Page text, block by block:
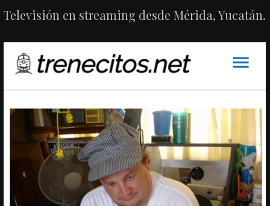
Televisión en streaming desde Mérida, Yucatán.